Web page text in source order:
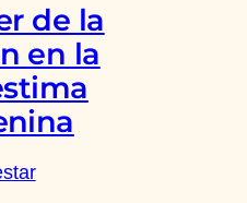
de la
en la